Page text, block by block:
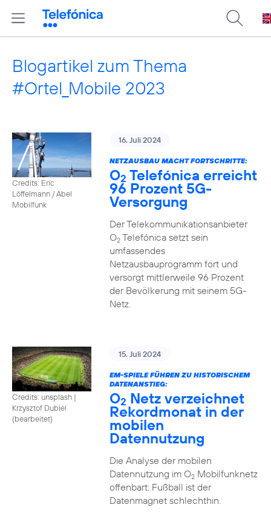
Blogartikel zum Thema
#Ortel_Mobile 2023
Credits: Eric
Löffelmann / Abel
Mobilfunk
16. Juli 2024
NETZAUSBAU MACHT FORTSCHRITTE:
O2 Telefónica erreicht
96 Prozent 5G-
Versorgung
Der Telekommunikationsanbieter
O2Telefónica setzt sein
umfassendes
Netzausbauprogramm fort und
versorgt mittlerweile 96 Prozent
der Bevölkerung mit seinem 5G-
Netz.
Credits: unsplash |
Krzysztof Dubiel
(bearbeitet)
15. Juli 2024
EM-SPIELE FÜHREN ZU HISTORISCHEM
DATENANSTIEG:
O2 Netz verzeichnet
Rekordmonat in der
mobilen
Datennutzung
Die Analyse der mobilen
Datennutzung im O2Mobilfunknetz
offenbart: Fußball ist der
Datenmagnet schlechthin.